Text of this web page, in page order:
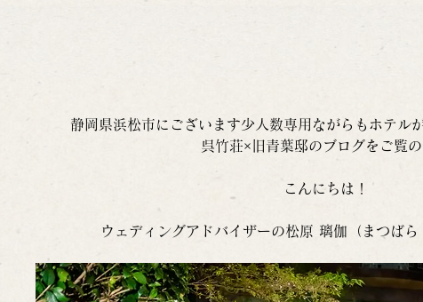
静岡県浜松市にございます少人数専用ながらもホテル
呉竹荘×旧青葉邸のブログをご覧
こんにちは！
ウェディングアドバイザーの松原 璃伽（まつばら